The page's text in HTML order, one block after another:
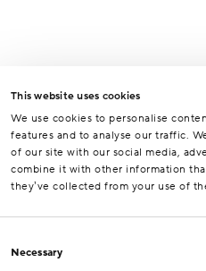
This website uses cookies
We use cookies to personalise
features and to analyse our traffic.
of our site with our social media,
combine it with other information
they’ve collected from your use of
Selection
Necessary